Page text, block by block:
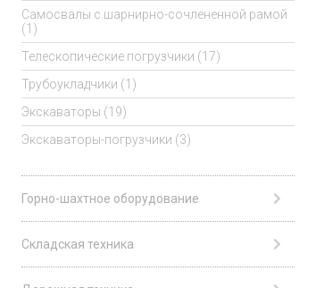
Самосвалы с шарнирно-сочлененной рамой
(1)
Телескопические погрузчики (17)
Трубоукладчики (1)
Экскаваторы (19)
Экскаваторы-погрузчики (3)
Горно-шахтное оборудование
Складская техника